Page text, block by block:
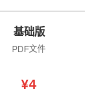
基础版
PDF文件
¥4